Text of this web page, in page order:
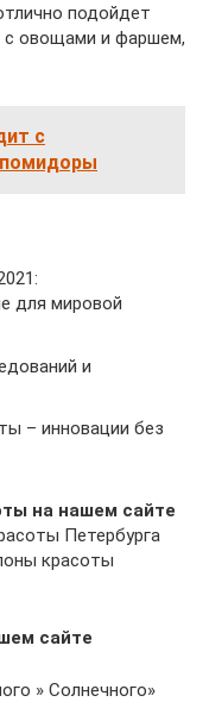
подойдет
с овощами и фаршем,
с
для мировой
и
– инновации без
на нашем сайте
Петербурга
красоты
сайте
» Солнечного»